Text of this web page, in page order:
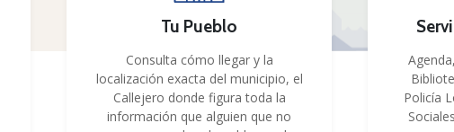
Tu Pueblo
Consulta cómo llegar y la
localización exacta del municipio, el
Callejero donde figura toda la
información que alguien que no
Policía